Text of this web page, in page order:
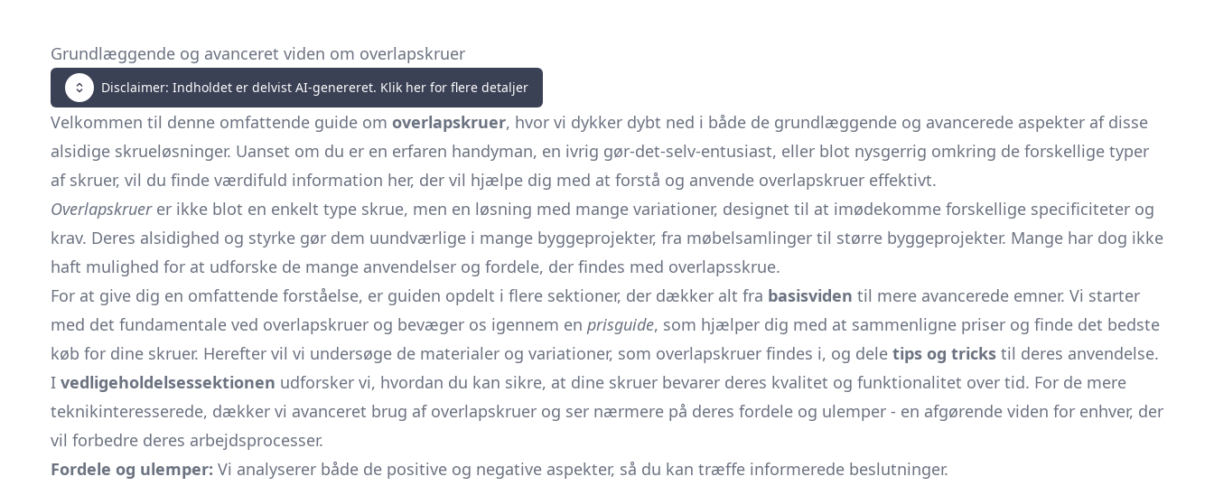
Grundlæggende og avanceret viden om overlapskruer
Disclaimer: Indholdet er delvist AI-genereret. Klik her for flere detaljer
Velkommen til denne omfattende guide om overlapskruer, hvor vi dykker dybt ned i både de grundlæggende og avancerede aspekter af disse
alsidige skrueløsninger. Uanset om du er en erfaren handyman, en ivrig gør-det-selv-entusiast, eller blot nysgerrig omkring de forskellige typer
af skruer, vil du finde værdifuld information her, der vil hjælpe dig med at forstå og anvende overlapskruer effektivt.
Overlapskruerer ikke blot en enkelt type skrue, men en løsning med mange variationer, designet til at imødekomme forskellige specificiteter og
krav. Deres alsidighed og styrke gør dem uundværlige i mange byggeprojekter, fra møbelsamlinger til større byggeprojekter. Mange har dog ikke
haft mulighed for at udforske de mange anvendelser og fordele, der findes med overlapsskrue.
For at give dig en omfattende forståelse, er guiden opdelt i flere sektioner, der dækker alt fra basisviden til mere avancerede emner. Vi starter
med det fundamentale ved overlapskruer og bevæger os igennem en prisguide, som hjælper dig med at sammenligne priser og finde det bedste
køb for dine skruer. Herefter vil vi undersøge de materialer og variationer, som overlapskruer findes i, og dele tips og tricks til deres anvendelse.
I vedligeholdelsessektionen udforsker vi, hvordan du kan sikre, at dine skruer bevarer deres kvalitet og funktionalitet over tid. For de mere
teknikinteresserede, dækker vi avanceret brug af overlapskruer og ser nærmere på deres fordele og ulemper - en afgørende viden for enhver, der
vil forbedre deres arbejdsprocesser.
Fordele og ulemper: Vi analyserer både de positive og negative aspekter, så du kan træffe informerede beslutninger.